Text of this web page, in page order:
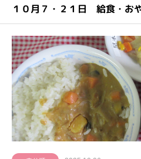
１０月７・２１日 給食・お